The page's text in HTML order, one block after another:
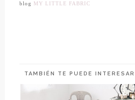
blog MY LITTLE FABRIC
TAMBIÉN TE PUEDE